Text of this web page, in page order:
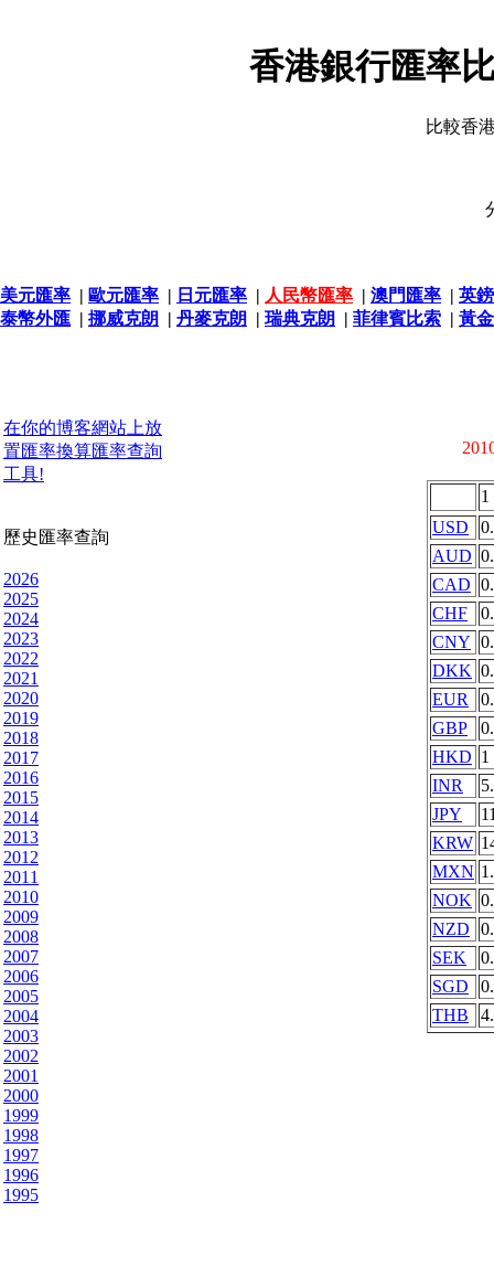
香港銀行匯率
比較香
美元匯率 | 歐元匯率 | 日元匯率 | 人民幣匯率 | 澳門匯率 | 英
泰幣外匯 | 挪威克朗 | 丹麥克朗 | 瑞典克朗 | 菲律賓比索 | 黃
在你的博客網站上放
置匯率換算匯率查詢
工具!
歷史匯率查詢
2026
2025
2024
2023
2022
2021
2020
2019
2018
2017
2016
2015
2014
2013
2012
2011
2010
2009
2008
2007
2006
2005
2004
2003
2002
2001
2000
1999
1998
1997
1996
1995
1
USD
AUD
CAD
CHF
CNY
DKK
EUR
GBP
HKD 1
INR
JPY
KRW
MXN
NOK
NZD
SEK
SGD
THB